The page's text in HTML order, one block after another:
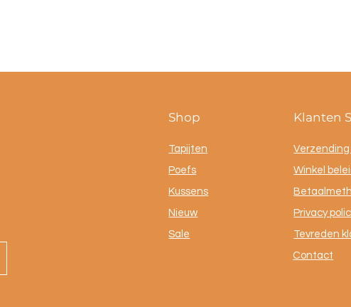
Shop
Tapijten
Poefs
Kussens
Nieuw
Sale
Klanten
Winkel
Privacy
Tevreden
Contact